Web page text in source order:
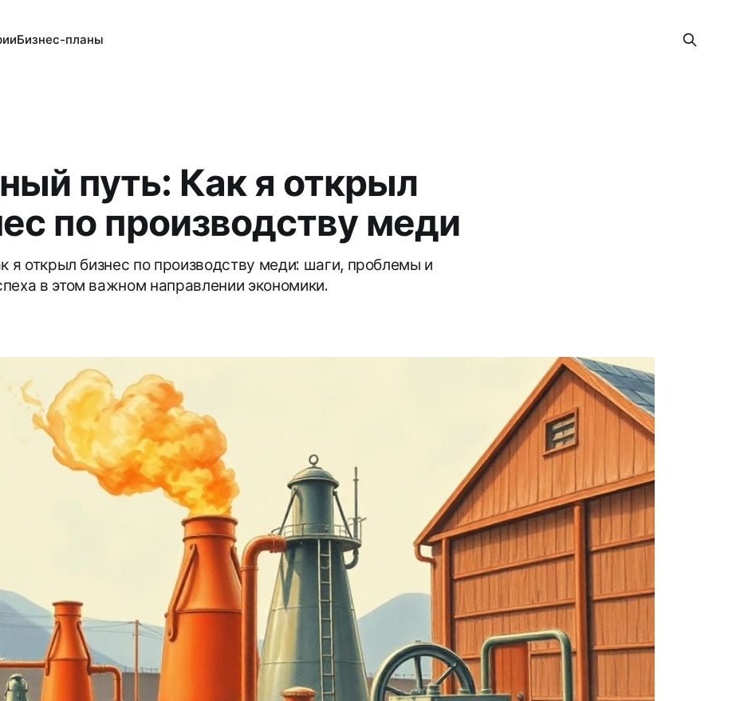
Бизнес-планы
путь: Как я открыл
по производству меди
я открыл бизнес по производству меди: шаги, проблемы и
в этом важном направлении экономики.